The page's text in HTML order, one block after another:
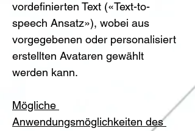
vordefinierten Text («Text-to-
speech Ansatz»), wobei aus
vorgegebenen oder personalisiert
erstellten Avataren gewählt
werden kann.
Mögliche
Anwendungsmöglichkeiten des